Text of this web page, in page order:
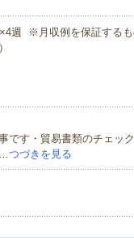
週 ※月収例を保証する
です・貿易書類のチェッ
…つづきを見る